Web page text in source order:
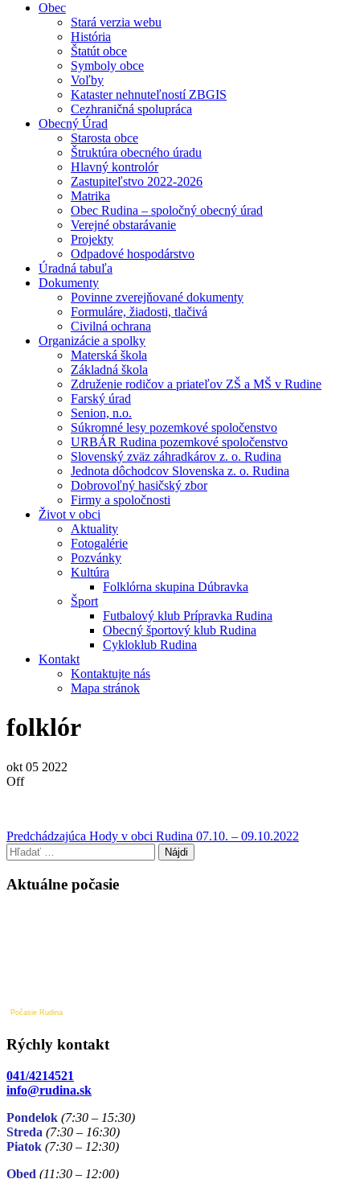
Obec
Stará verzia webu
História
Štatút obce
Symboly obce
Voľby
Kataster nehnuteľností ZBGIS
Cezhraničná spolupráca
Obecný Úrad
Starosta obce
Štruktúra obecného úradu
Hlavný kontrolór
Zastupiteľstvo 2022-2026
Matrika
Obec Rudina – spoločný obecný úrad
Verejné obstarávanie
Projekty
Odpadové hospodárstvo
Úradná tabuľa
Dokumenty
Povinne zverejňované dokumenty
Formuláre, žiadosti, tlačivá
Civilná ochrana
Organizácie a spolky
Materská škola
Základná škola
Združenie rodičov a priateľov ZŠ a MŠ v Rudine
Farský úrad
Senion, n.o.
Súkromné lesy pozemkové spoločenstvo
URBÁR Rudina pozemkové spoločenstvo
Slovenský zväz záhradkárov z. o. Rudina
Jednota dôchodcov Slovenska z. o. Rudina
Dobrovoľný hasičský zbor
Firmy a spoločnosti
Život v obci
Aktuality
Fotogalérie
Pozvánky
Kultúra
Folklórna skupina Dúbravka
Šport
Futbalový klub Prípravka Rudina
Obecný športový klub Rudina
Cykloklub Rudina
Kontakt
Kontaktujte nás
Mapa stránok
folklór
okt 05 2022
Off
Navigácia
v
článku
Predchádzajúci
príspevok
Predchádzajúca Hody v obci Rudina 07.10. – 09.10.2022
Hľadať:
Aktuálne počasie
Počasie Rudina
Rýchly kontakt
041/4214521
info@rudina.sk
Pondelok (7:30 – 15:30)
Streda (7:30 – 16:30)
Piatok (7:30 – 12:30)
Obed (11:30 – 12:00)